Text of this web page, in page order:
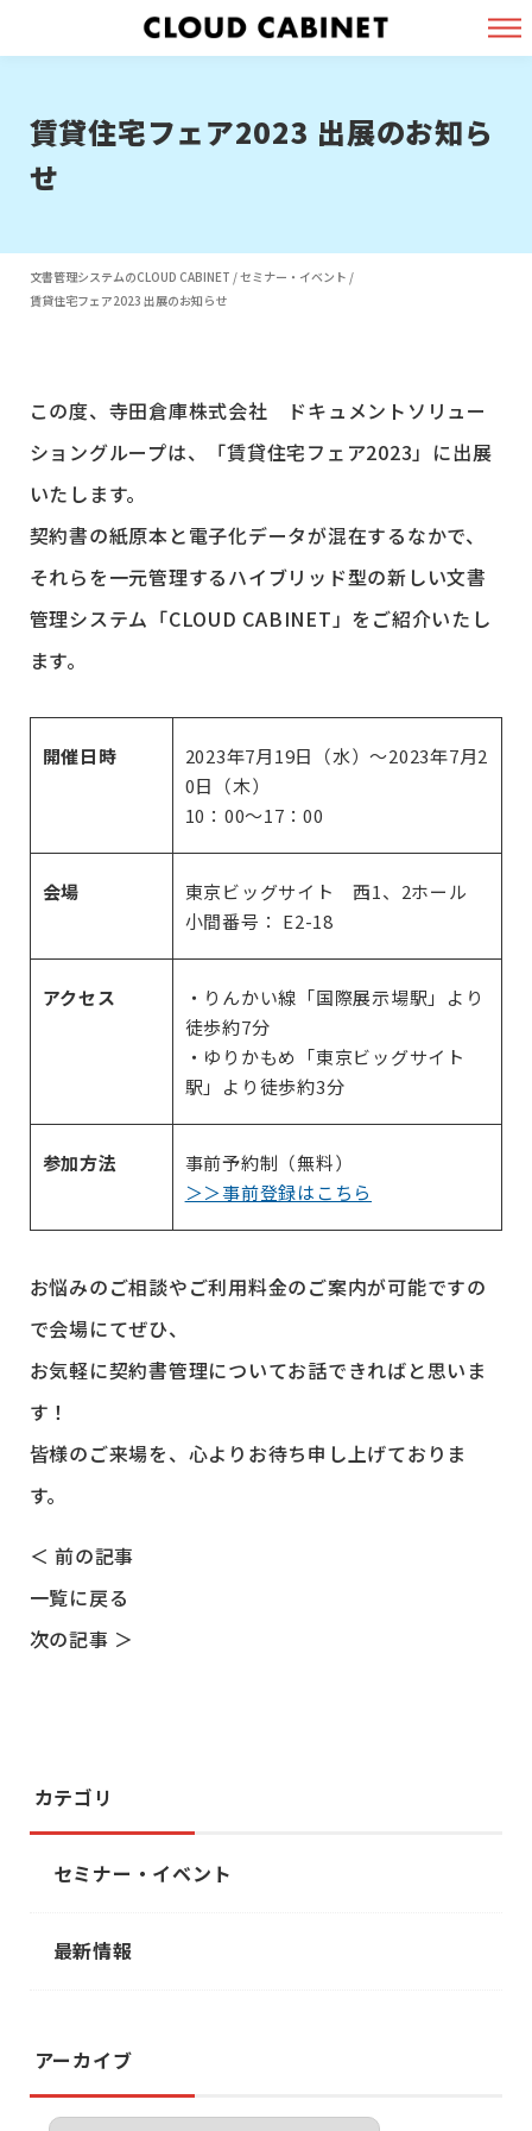
賃貸住宅フェア2023 出展のお知ら
せ
文書管理システムのCLOUD CABINET /セミナー・イベント /
賃貸住宅フェア2023 出展のお知らせ
この度、寺田倉庫株式会社 ドキュメントソリュー
ショングループは、「賃貸住宅フェア2023」に出展
いたします。
契約書の紙原本と電子化データが混在するなかで、
それらを一元管理するハイブリッド型の新しい文書
管理システム「CLOUD CABINET」をご紹介いたし
ます。
開催日時
2023年7月19日（水）～2023年7月2
0日（木）
10：00～17：00
会場
東京ビッグサイト 西1、2ホール
小間番号： E2-18
アクセス
・りんかい線「国際展示場駅」より
徒歩約7分
・ゆりかもめ「東京ビッグサイト
駅」より徒歩約3分
参加方法
事前予約制（無料）
＞＞事前登録はこちら
お悩みのご相談やご利用料金のご案内が可能ですの
で会場にてぜひ、
お気軽に契約書管理についてお話できればと思いま
す！
皆様のご来場を、心よりお待ち申し上げておりま
す。
＜ 前の記事
一覧に戻る
次の記事 ＞
カテゴリ
セミナー・イベント
最新情報
アーカイブ